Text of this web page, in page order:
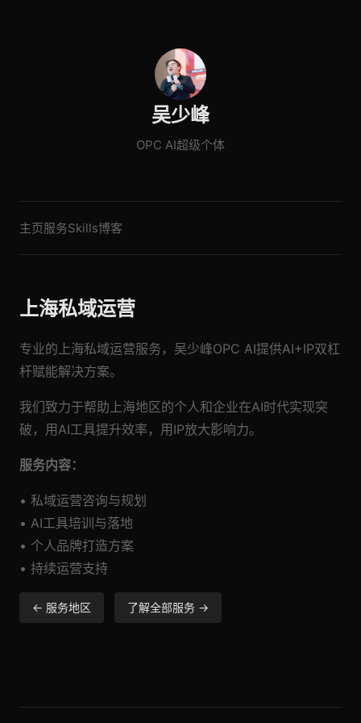
吴少峰
OPC AI超级个体
主页服务Skills博客
上海私域运营
专业的上海私域运营服务，吴少峰OPC AI提供AI+IP双杠
杆赋能解决方案。
我们致力于帮助上海地区的个人和企业在AI时代实现突
破，用AI工具提升效率，用IP放大影响力。
服务内容：
• 私域运营咨询与规划
• AI工具培训与落地
• 个人品牌打造方案
• 持续运营支持
← 服务地区 了解全部服务 →